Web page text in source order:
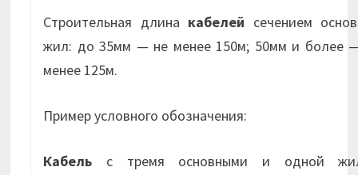
Строительная длина кабелей сечением
жил: до 35мм — не менее 150м; 50мм и более
менее 125м.
Пример условного обозначения:
Кабель с тремя основными и одной